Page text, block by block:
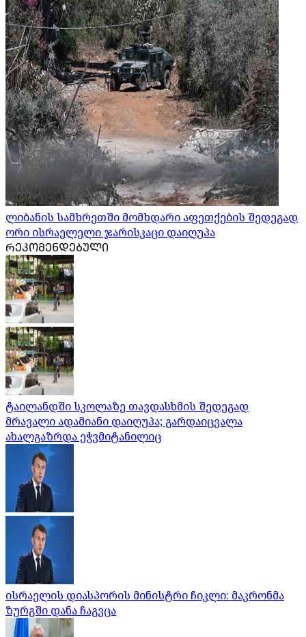
ლიბანის სამხრეთში მომხდარი აფეთქების შედეგად
ორი ისრაელელი ჯარისკაცი დაიღუპა
ᲠᲔᲙᲝᲛᲔᲜᲓᲔᲑᲣᲚᲘ
ტაილანდში სკოლაზე თავდასხმის შედეგად
მრავალი ადამიანი დაიღუპა; გარდაიცვალა
ახალგაზრდა ეჭვმიტანილიც
ისრაელის დიასპორის მინისტრი ჩიკლი: მაკრონმა
ზურგში დანა ჩაგვცა